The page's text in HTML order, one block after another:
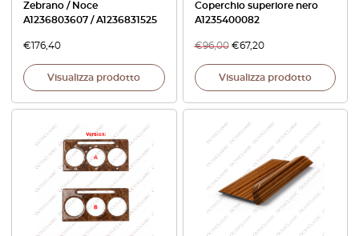
Zebrano / Noce
A1236803607 / A1236831525
€176,40
Visualizza prodotto
Coperchio superiore nero
A1235400082
€96,00 €67,20
Visualizza prodotto